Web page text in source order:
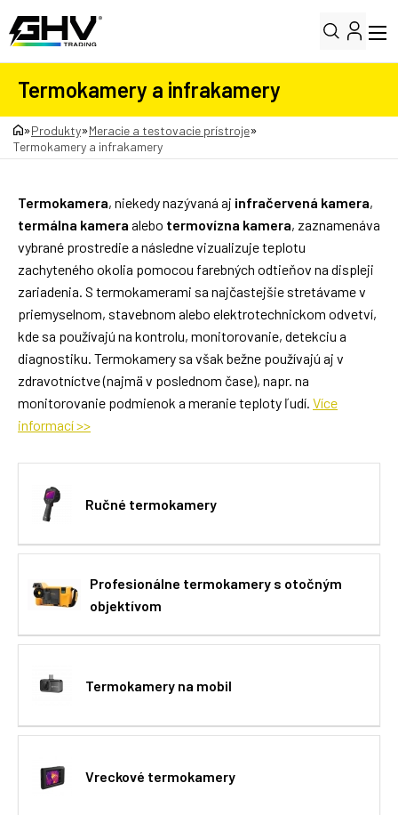
Termokamery a infrakamery
»Produkty»Meracie a testovacie prístroje»
Termokamery a infrakamery
Termokamera, niekedy nazývaná aj infračervená kamera,
termálna kamera alebo termovízna kamera, zaznamenáva
vybrané prostredie a následne vizualizuje teplotu
zachyteného okolia pomocou farebných odtieňov na displeji
zariadenia. S termokamerami sa najčastejšie stretávame v
priemyselnom, stavebnom alebo elektrotechnickom odvetví,
kde sa používajú na kontrolu, monitorovanie, detekciu a
diagnostiku. Termokamery sa však bežne používajú aj v
zdravotníctve (najmä v poslednom čase), napr. na
monitorovanie podmienok a meranie teploty ľudí. Více
informací >>
Ručné termokamery
Profesionálne termokamery s otočným
objektívom
Termokamery na mobil
Vreckové termokamery